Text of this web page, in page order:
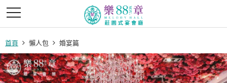
首頁 懶人包 婚宴篇